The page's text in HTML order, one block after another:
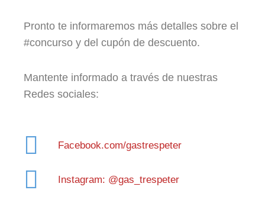
Pronto te informaremos más detalles sobre el
#concurso y del cupón de descuento.
Mantente informado a través de nuestras
Redes sociales:
Facebook.com/gastrespeter
Instagram: @gas_trespeter